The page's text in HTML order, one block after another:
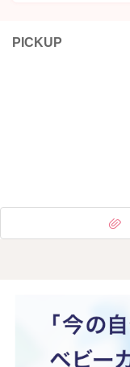
PICKUP